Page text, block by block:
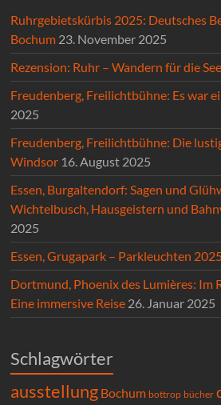
Ruhrgebietskürbis 2025: Deutsches
Bochum 23. November 2025
Rezension: Ruhr – Wandern für die
Freudenberg, Freilichtbühne: Es war
2025
Freudenberg, Freilichtbühne: Die
Windsor 16. August 2025
Essen, Burgaltendorf: Sagen und
Wichtelbusch, Hausgeistern und
2025
Essen, Grugapark – Parkleuchten
Dortmund, Phoenix des Lumières: Im
Eine immersive Reise 26. Januar 2025
Schlagwörter
ausstellung Bochum bottrop bücher